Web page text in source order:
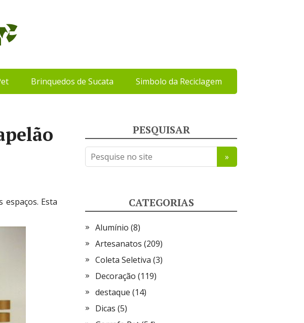
Brinquedos de Sucata Simbolo da Reciclagem
Esta
PESQUISAR
CATEGORIAS
Alumínio (8)
Artesanatos (209)
Coleta Seletiva (3)
Decoração (119)
destaque (14)
Dicas (5)